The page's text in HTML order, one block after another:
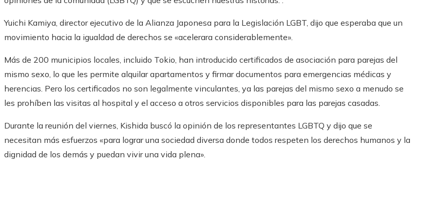
Yuichi Kamiya, director ejecutivo de la Alianza Japonesa para la Legislación LGBT, dijo que esperaba que un
movimiento hacia la igualdad de derechos se «acelerara considerablemente».
Más de 200 municipios locales, incluido Tokio, han introducido certificados de asociación para parejas del
mismo sexo, lo que les permite alquilar apartamentos y firmar documentos para emergencias médicas y
herencias. Pero los certificados no son legalmente vinculantes, ya las parejas del mismo sexo a menudo se
les prohíben las visitas al hospital y el acceso a otros servicios disponibles para las parejas casadas.
Durante la reunión del viernes, Kishida buscó la opinión de los representantes LGBTQ y dijo que se
necesitan más esfuerzos «para lograr una sociedad diversa donde todos respeten los derechos humanos y la
dignidad de los demás y puedan vivir una vida plena».